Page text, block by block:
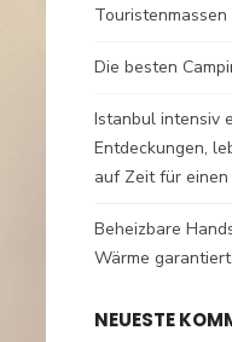
Touristenmassen
Die besten
Istanbul intensiv
Entdeckungen,
auf Zeit für
Beheizbare
Wärme garantiert
NEUESTE